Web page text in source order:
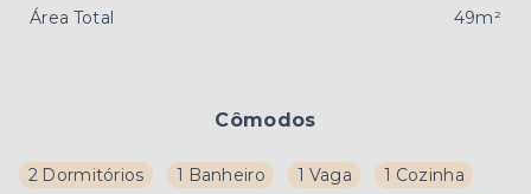
Cômodos
2 Dormitórios 1 Banheiro 1 Vaga
1 Cozinha
Área Total
49m²